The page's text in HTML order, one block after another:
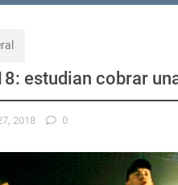
estudian cobrar
2018 0